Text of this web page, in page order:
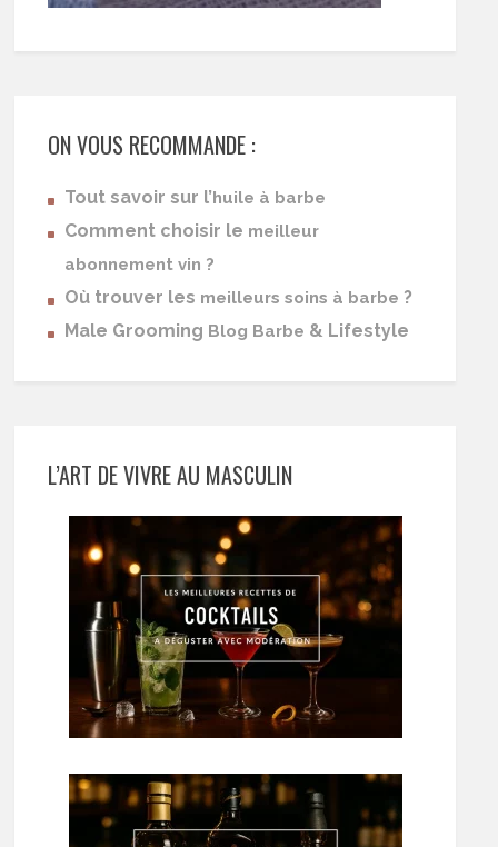
ON VOUS RECOMMANDE :
Tout savoir sur l’huile à barbe
Comment choisir le meilleur
abonnement vin ?
Où trouver les meilleurs soins à barbe ?
Male Grooming Blog Barbe & Lifestyle
L’ART DE VIVRE AU MASCULIN